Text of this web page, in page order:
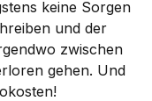
keine Sorgen
und der
zwischen
gehen. Und